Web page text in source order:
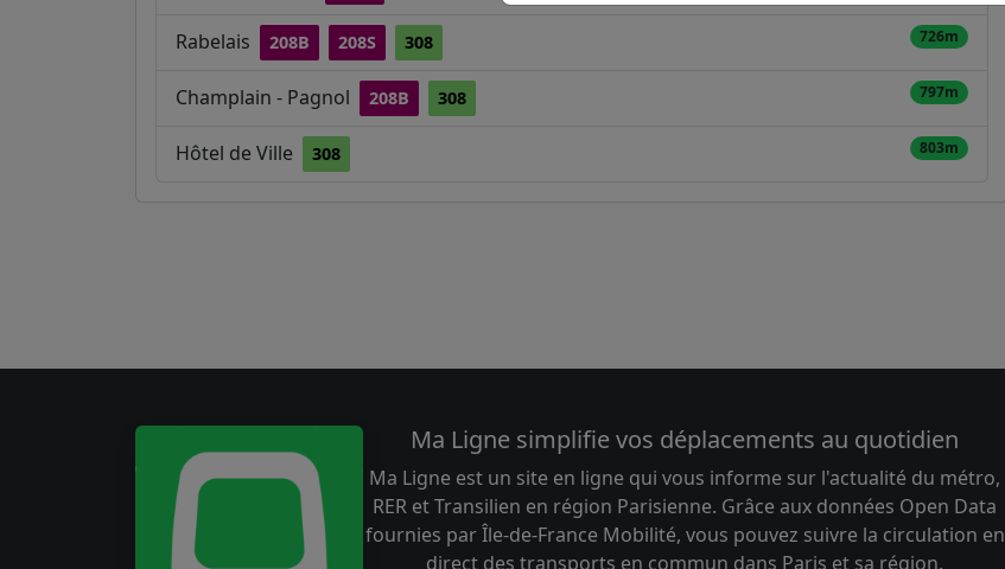
Rabelais 208B 208S 308 726m
Champlain - Pagnol 208B 308 797m
Hôtel de Ville 308 803m
Ma Ligne simplifie vos déplacements au quotidien
Ma Ligne est un site en ligne qui vous informe sur l'actualité du métro,
RER et Transilien en région Parisienne. Grâce aux données Open Data
fournies par Île-de-France Mobilité, vous pouvez suivre la circulation en
direct des transports en commun dans Paris et sa région.